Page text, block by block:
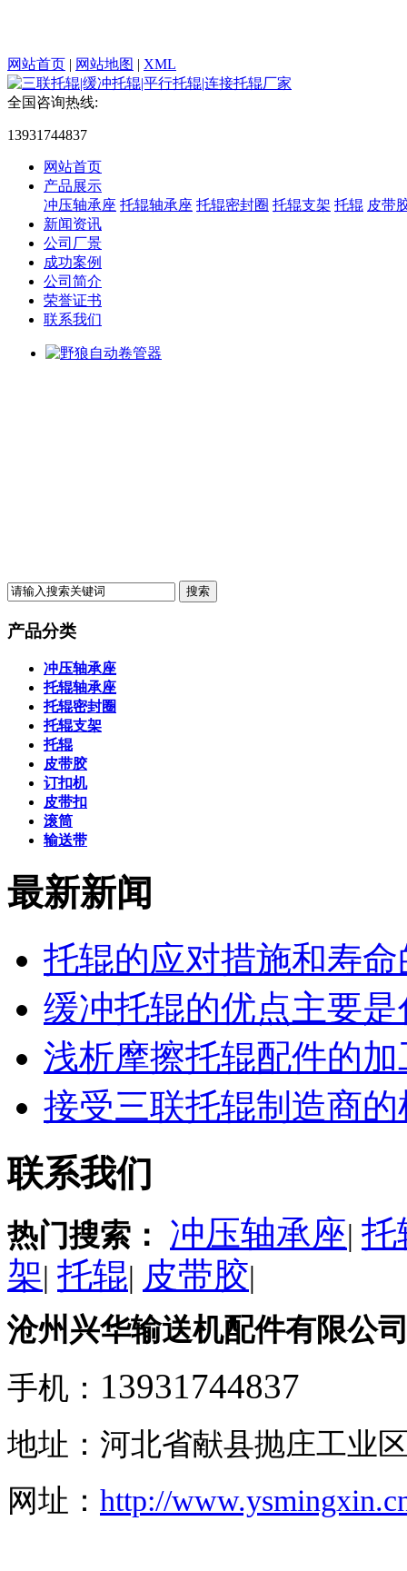
网站首页 | 网站地图 | XML
全国咨询热线:
13931744837
网站首页
产品展示
冲压轴承座 托辊轴承座 托辊密封圈 托辊支架 托辊 皮带
新闻资讯
公司厂景
成功案例
公司简介
荣誉证书
联系我们
产品分类
冲压轴承座
托辊轴承座
托辊密封圈
托辊支架
托辊
皮带胶
订扣机
皮带扣
滚筒
输送带
最新新闻
托辊的应对措施和寿命
缓冲托辊的优点主要是
浅析摩擦托辊配件的加
接受三联托辊制造商的
联系我们
热门搜索： 冲压轴承座| 托
架| 托辊| 皮带胶|
沧州兴华输送机配件有限公
手机： 13931744837
地址：河北省献县抛庄工业
网址： http://